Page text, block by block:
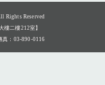
Rights Reserved
樓二樓212室】
真：03-890-0116